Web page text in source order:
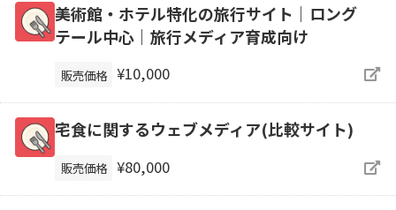
美術館・ホテル特化の旅行サイト｜ロング
テール中心｜旅行メディア育成向け
販売価格 ¥10,000
宅食に関するウェブメディア(比較サイト)
販売価格 ¥80,000